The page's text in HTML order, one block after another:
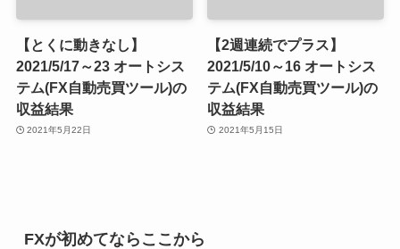
【とくに動きなし】
2021/5/17～23 オートシス
テム(FX自動売買ツール)の
収益結果
2021年5月22日
【2週連続でプラス】
2021/5/10～16 オートシス
テム(FX自動売買ツール)の
収益結果
2021年5月15日
FXが初めてならここから